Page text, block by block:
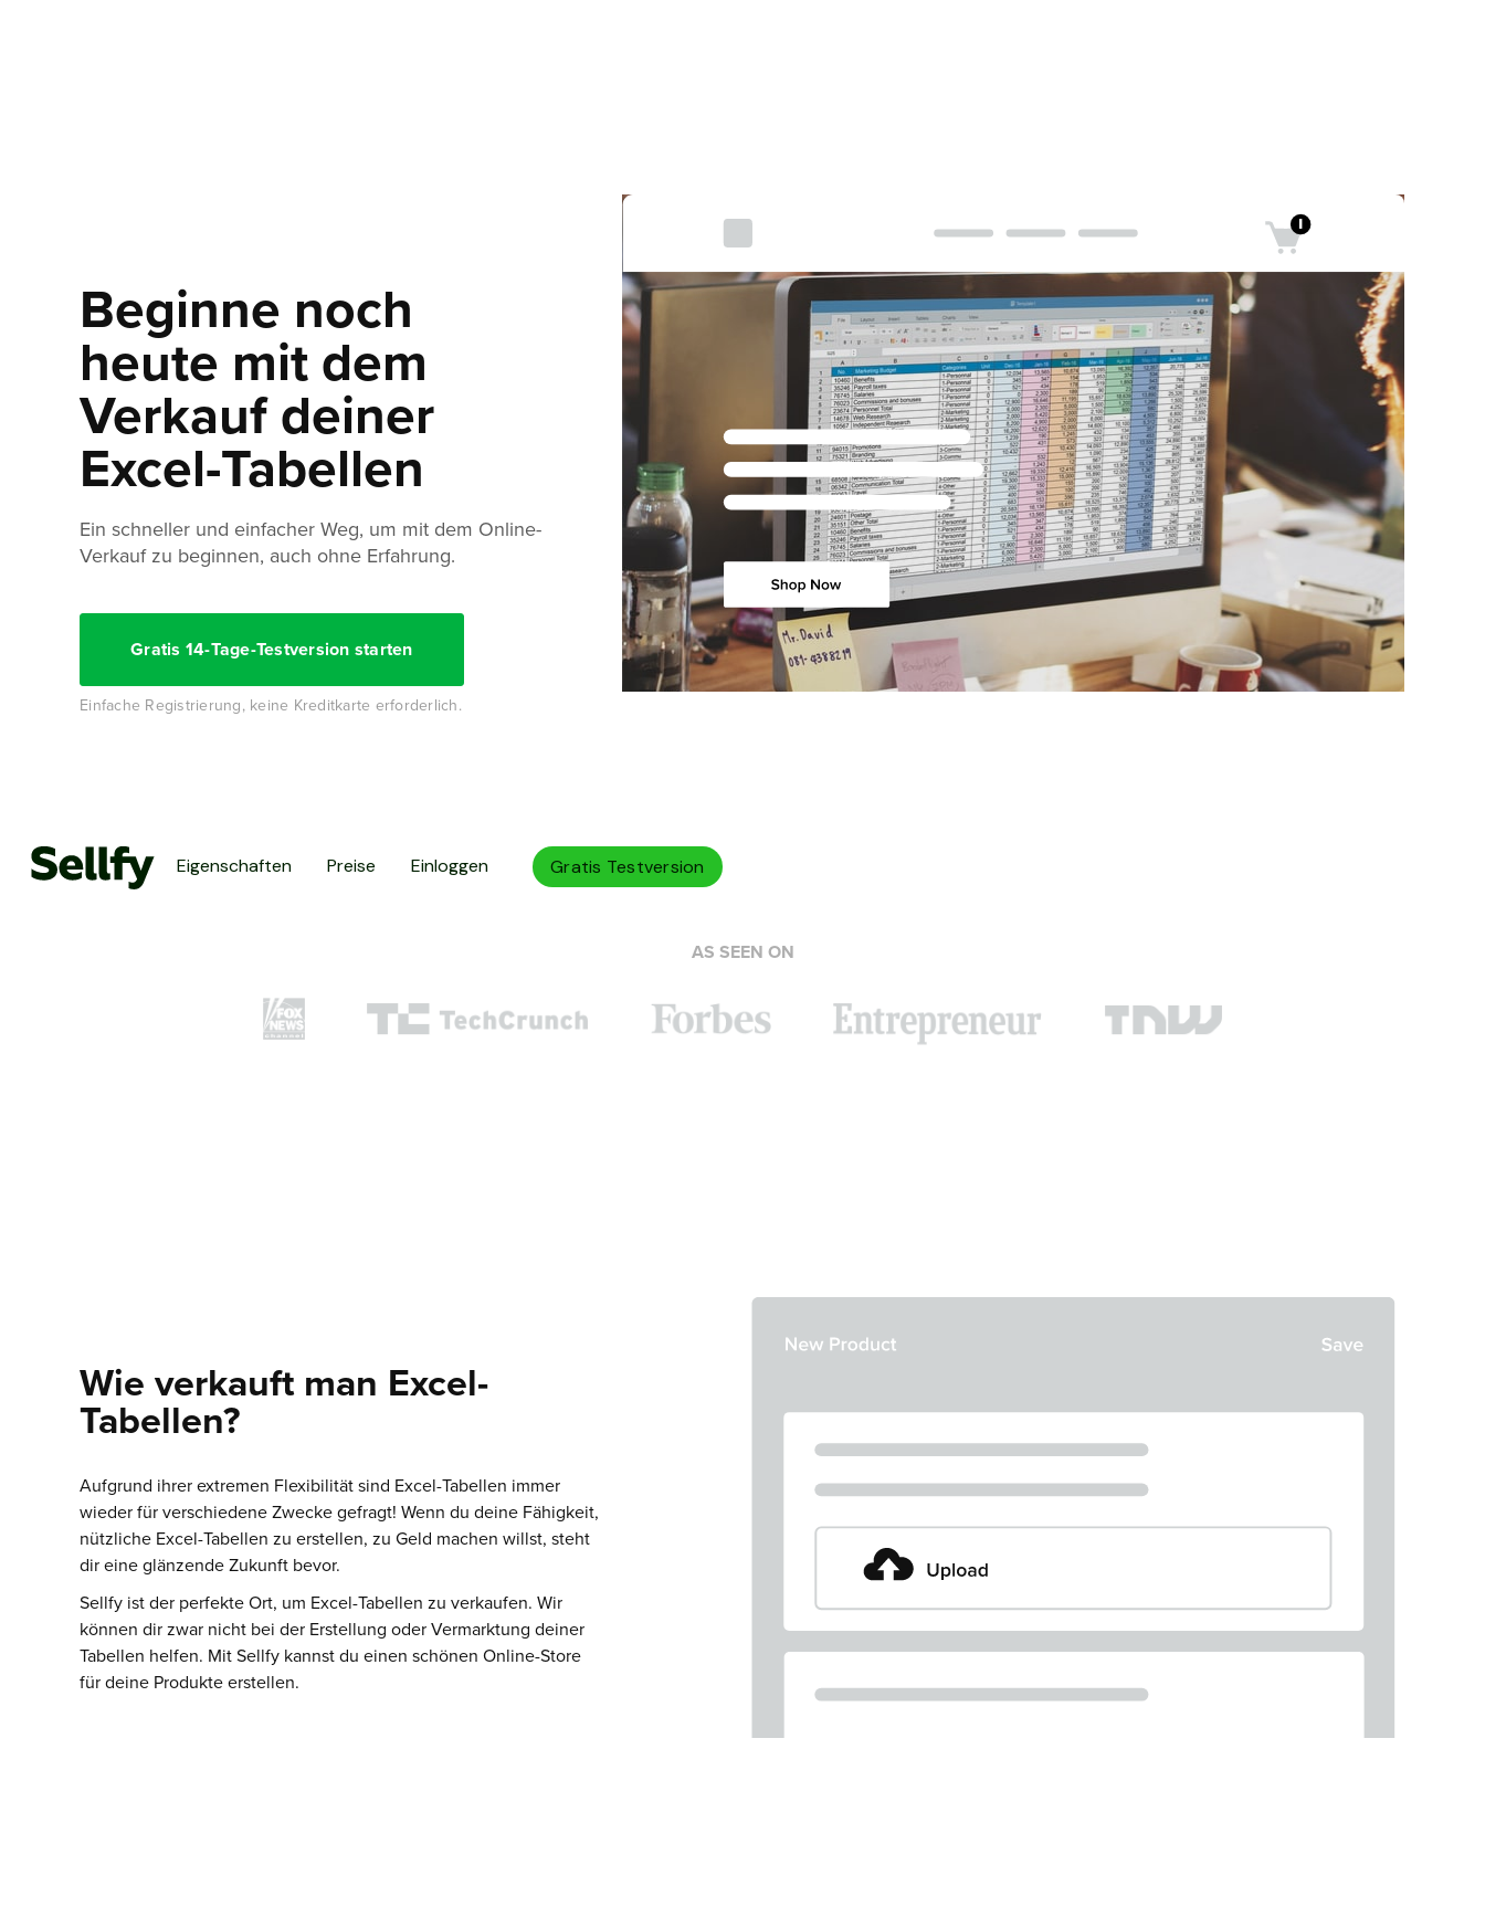
Beginne noch
heute mit dem
Verkauf deiner
Excel-Tabellen
Ein schneller und einfacher Weg, um mit dem Online-
Verkauf zu beginnen, auch ohne Erfahrung.
Gratis 14-Tage-Testversion starten
Einfache Registrierung, keine Kreditkarte erforderlich.
Eigenschaften Preise Einloggen Gratis Testversion
AS SEEN ON
Wie verkauft man Excel-
Tabellen?
Aufgrund ihrer extremen Flexibilität sind Excel-Tabellen immer
wieder für verschiedene Zwecke gefragt! Wenn du deine Fähigkeit,
nützliche Excel-Tabellen zu erstellen, zu Geld machen willst, steht
dir eine glänzende Zukunft bevor.
Sellfy ist der perfekte Ort, um Excel-Tabellen zu verkaufen. Wir
können dir zwar nicht bei der Erstellung oder Vermarktung deiner
Tabellen helfen. Mit Sellfy kannst du einen schönen Online-Store
für deine Produkte erstellen.